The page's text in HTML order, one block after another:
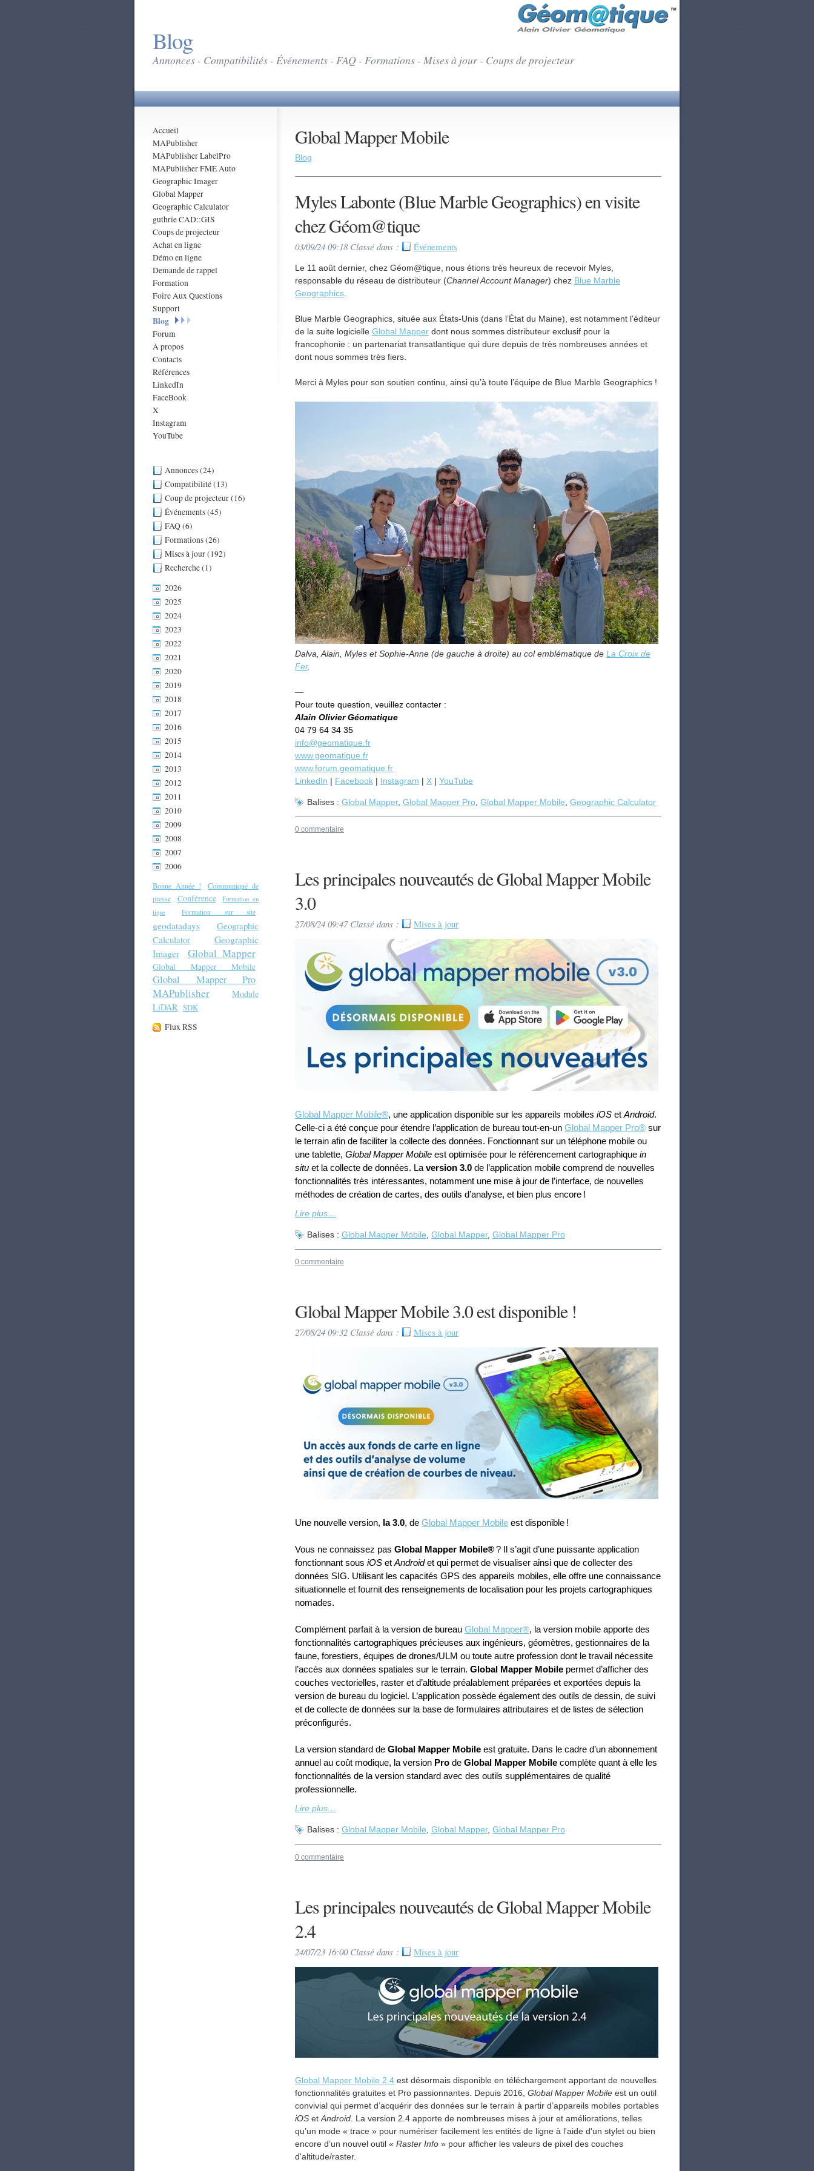
Blog
Annonces - Compatibilités - Événements - FAQ - Formations - Mises à jour - Coups de projecteur
Accueil
MAPublisher
MAPublisher LabelPro
MAPublisher FME Auto
Geographic Imager
Global Mapper
Geographic Calculator
guthrie CAD::GIS
Coups de projecteur
Achat en ligne
Démo en ligne
Demande de rappel
Formation
Foire Aux Questions
Support
Blog
Forum
À propos
Contacts
Références
LinkedIn
FaceBook
X
Instagram
YouTube
Annonces (24)
Compatibilité (13)
Coup de projecteur (16)
Événements (45)
FAQ (6)
Formations (26)
Mises à jour (192)
Recherche (1)
2026
2025
2024
2023
2022
2021
2020
2019
2018
2017
2016
2015
2014
2013
2012
2011
2010
2009
2008
2007
2006
Bonne Année !
Communiqué de
presse
Conférence
Formation en
ligne
Formation sur site
geodatadays
Geographic
Calculator
Geographic
Imager
Global Mapper
Global Mapper Mobile
Global Mapper Pro
MAPublisher
Module
LiDAR SDK
Flux RSS
Global Mapper Mobile
Blog
Myles Labonte (Blue Marble Geographics) en visite
chez Géom@tique
03/09/24 09:18 Classé dans : Événements
Le 11 août dernier, chez Géom@tique, nous étions très heureux de recevoir Myles,
responsable du réseau de distributeur (Channel Account Manager) chez Blue Marble
Geographics
Blue Marble Geographics, située aux États-Unis (dans l’État du Maine), est notamment l’éditeur
de la suite logicielle Global Mapper dont nous sommes distributeur exclusif pour la
francophonie : un partenariat transatlantique qui dure depuis de très nombreuses années et
dont nous sommes très fiers.
Merci à Myles pour son soutien continu, ainsi qu’à toute l’équipe de Blue Marble Geographics !
Dalva, Alain, Myles et Sophie-Anne (de gauche à droite) au col emblématique de La Croix de
Fer.
—
Pour toute question, veuillez contacter :
Alain Olivier Géomatique
04 79 64 34 35
info@geomatique.fr
www.geomatique.fr
www.forum.geomatique.fr
LinkedIn | Facebook | Instagram | X | YouTube
Balises : Global Mapper, Global Mapper Pro Global Mapper Mobile Geographic Calculator
0 commentaire
Les principales nouveautés de Global Mapper Mobile
3.0
27/08/24 09:47 Classé dans : Mises à jour
Global Mapper Mobile®, une application disponible sur les appareils mobiles iOS et Android.
Celle-ci a été conçue pour étendre l’application de bureau tout-en-un Global Mapper Pro® sur
le terrain afin de faciliter la collecte des données. Fonctionnant sur un téléphone mobile ou
une tablette, Global Mapper Mobile est optimisée pour le référencement cartographique in
situ et la collecte de données. La version 3.0 de l’application mobile comprend de nouvelles
fonctionnalités très intéressantes, notamment une mise à jour de l’interface, de nouvelles
méthodes de création de cartes, des outils d’analyse, et bien plus encore !
Lire plus…
Balises : Global Mapper Mobile Global Mapper, Global Mapper Pro
0 commentaire
Global Mapper Mobile 3.0 est disponible !
27/08/24 09:32 Classé dans : Mises à jour
Une nouvelle version, la 3.0, de Global Mapper Mobile est disponible !
Vous ne connaissez pas Global Mapper Mobile®? Il s’agit d’une puissante application
fonctionnant sous iOS et Androidet qui permet de visualiser ainsi que de collecter des
données SIG. Utilisant les capacités GPS des appareils mobiles, elle offre une connaissance
situationnelle et fournit des renseignements de localisation pour les projets cartographiques
nomades.
Complément parfait à la version de bureau Global Mapper®, la version mobile apporte des
fonctionnalités cartographiques précieuses aux ingénieurs, géomètres, gestionnaires de la
faune, forestiers, équipes de drones/ULM ou toute autre profession dont le travail nécessite
l’accès aux données spatiales sur le terrain. Global Mapper Mobile permet d’afficher des
couches vectorielles, raster et d’altitude préalablement préparées et exportées depuis la
version de bureau du logiciel. L’application possède également des outils de dessin, de suivi
et de collecte de données sur la base de formulaires attributaires et de listes de sélection
préconfigurés.
La version standard de Global Mapper Mobile est gratuite. Dans le cadre d’un abonnement
annuel au coût modique, la version Pro de Global Mapper Mobile complète quant à elle les
fonctionnalités de la version standard avec des outils supplémentaires de qualité
professionnelle.
Lire plus…
Balises : Global Mapper Mobile Global Mapper, Global Mapper Pro
0 commentaire
Les principales nouveautés de Global Mapper Mobile
2.4
24/07/23 16:00 Classé dans : Mises à jour
Global Mapper Mobile 2.4 est désormais disponible en téléchargement apportant de nouvelles
fonctionnalités gratuites et Pro passionnantes. Depuis 2016, Global Mapper Mobile est un outil
convivial qui permet d’acquérir des données sur le terrain à partir d’appareils mobiles portables
iOS et Android . La version 2.4 apporte de nombreuses mises à jour et améliorations, telles
qu’un mode « trace » pour numériser facilement les entités de ligne à l'aide d'un stylet ou bien
encore d’un nouvel outil « Raster Info » pour afficher les valeurs de pixel des couches
d'altitude/raster.